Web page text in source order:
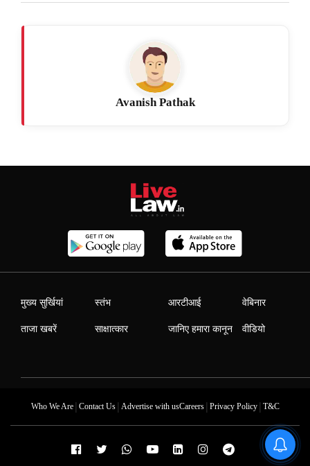
Avanish Pathak
मुख्य सुर्खियां
ताजा खबरें
स्तंभ
साक्षात्कार
आरटीआई
जानिए हमारा कानून
वेबिनार
वीडियो
Who We Are| Contact Us| Advertise with usCareers| Privacy Policy| T&C